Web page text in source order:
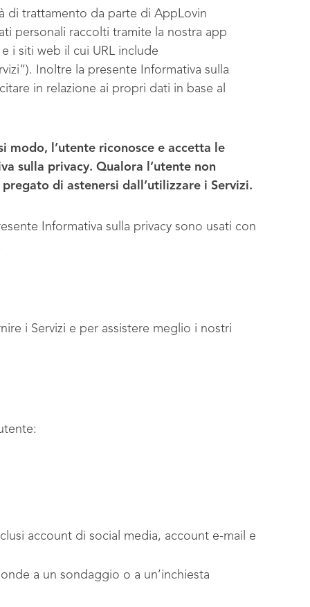
di trattamento da parte di AppLovin
personali raccolti tramite la nostra app
i siti web il cui URL include
Inoltre la presente Informativa sulla
in relazione ai propri dati in base al
modo, l’utente riconosce e accetta le
sulla privacy. Qualora l’utente non
di astenersi dall’utilizzare i Servizi.
Informativa sulla privacy sono usati con
i Servizi e per assistere meglio i nostri
account di social media, account e-mail e
a un sondaggio o a un’inchiesta